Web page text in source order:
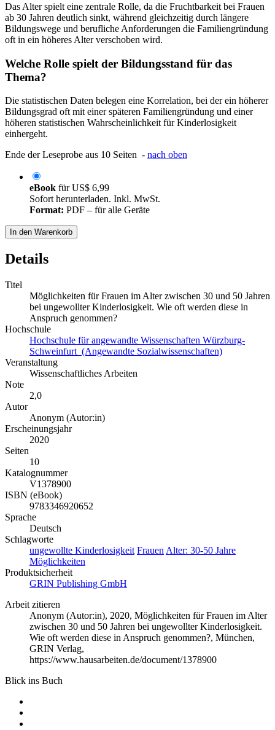
Das Alter spielt eine zentrale Rolle, da die Fruchtbarkeit bei Frauen
ab 30 Jahren deutlich sinkt, während gleichzeitig durch längere
Bildungswege und berufliche Anforderungen die Familiengründung
oft in ein höheres Alter verschoben wird.
Welche Rolle spielt der Bildungsstand für das
Thema?
Die statistischen Daten belegen eine Korrelation, bei der ein höherer
Bildungsgrad oft mit einer späteren Familiengründung und einer
höheren statistischen Wahrscheinlichkeit für Kinderlosigkeit
einhergeht.
Ende der Leseprobe aus 10 Seiten - nach oben
eBook fürUS$ 6,99
Sofort herunterladen. Inkl. MwSt.
Format: PDF – für alle Geräte
In den Warenkorb
Details
Titel
Möglichkeiten für Frauen im Alter zwischen 30 und 50 Jahren
bei ungewollter Kinderlosigkeit. Wie oft werden diese in
Anspruch genommen?
Hochschule
Hochschule für angewandte Wissenschaften Würzburg-
Schweinfurt (Angewandte Sozialwissenschaften)
Veranstaltung
Wissenschaftliches Arbeiten
Note
2,0
Autor
Anonym (Autor:in)
Erscheinungsjahr
2020
Seiten
10
Katalognummer
V1378900
ISBN (eBook)
9783346920652
Sprache
Deutsch
Schlagworte
ungewollte Kinderlosigkeit Frauen Alter: 30-50 Jahre
Möglichkeiten
Produktsicherheit
GRIN Publishing GmbH
Arbeit zitieren
Anonym (Autor:in), 2020, Möglichkeiten für Frauen im Alter
zwischen 30 und 50 Jahren bei ungewollter Kinderlosigkeit.
Wie oft werden diese in Anspruch genommen?, München,
GRIN Verlag,
https://www.hausarbeiten.de/document/1378900
Blick ins Buch